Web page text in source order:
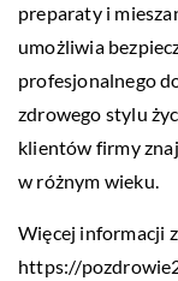
preparaty i
umożliwia
profesjonalnego
zdrowego stylu
klientów firmy
w różnym wieku.
Więcej informacji
https://